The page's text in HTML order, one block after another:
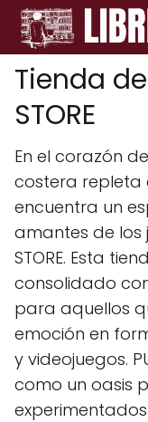
Tienda
STORE
En el corazón
costera repleta
encuentra un
amantes de los
STORE. Esta
consolidado
para aquellos
emoción en
y videojuegos.
como un oasis